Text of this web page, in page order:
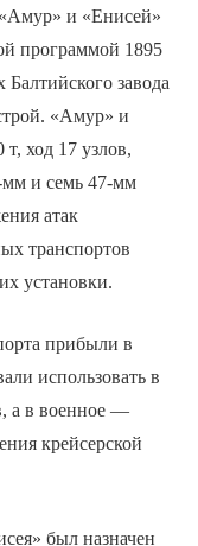
и «Енисей»
программой 1895
завода
«Амур» и
ход 17 узлов,
мм и семь 47-мм
атак
транспортов
установки.
прибыли в
использовать в
а в военное —
крейсерской
был назначен